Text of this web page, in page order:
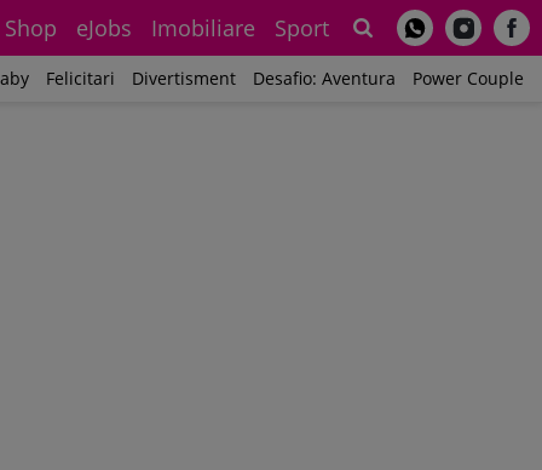
Shop eJobs Imobiliare Sport
Felicitari Divertisment Desafio: Aventura Power Couple